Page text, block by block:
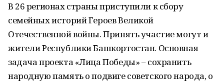
В 26 регионах страны приступили к сбору
семейных историй Героев Великой
Отечественной войны. Принять участие могут и
жители Республики Башкортостан. Основная
задача проекта «Лица Победы» – сохранить
народную память о подвиге советского народа, о